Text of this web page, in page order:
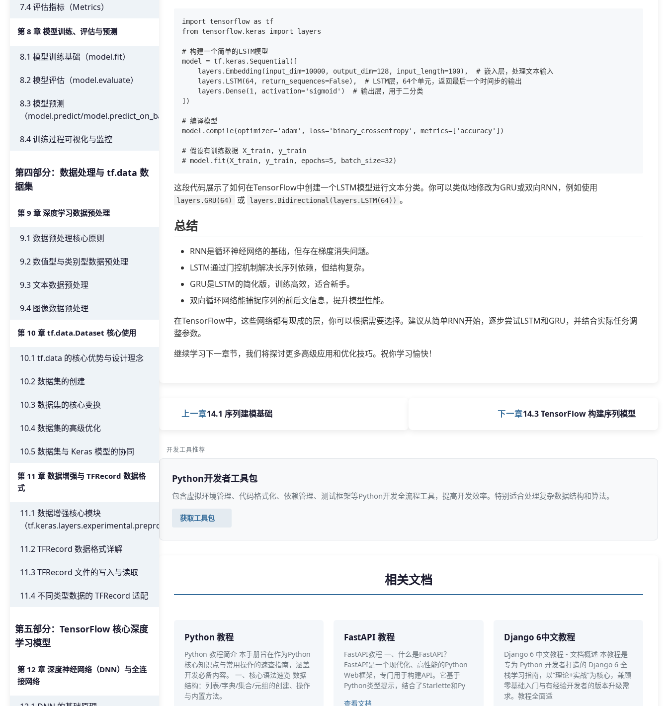
7.4 评估指标（Metrics）
第 8 章 模型训练、评估与预测
8.1 模型训练基础（model.fit）
8.2 模型评估（model.evaluate）
8.3 模型预测
（model.predict/model.predict_on_batch）
8.4 训练过程可视化与监控
第四部分：数据处理与 tf.data 数
据集
第 9 章 深度学习数据预处理
9.1 数据预处理核心原则
9.2 数值型与类别型数据预处理
9.3 文本数据预处理
9.4 图像数据预处理
第 10 章 tf.data.Dataset 核心使用
10.1 tf.data 的核心优势与设计理念
10.2 数据集的创建
10.3 数据集的核心变换
10.4 数据集的高级优化
10.5 数据集与 Keras 模型的协同
第 11 章 数据增强与 TFRecord 数据格
式
11.1 数据增强核心模块
（tf.keras.layers.experimental.preprocessing）
11.2 TFRecord 数据格式详解
11.3 TFRecord 文件的写入与读取
11.4 不同类型数据的 TFRecord 适配
第五部分：TensorFlow 核心深度
学习模型
第 12 章 深度神经网络（DNN）与全连
接网络
import tensorflow as tf
from tensorflow.keras import layers
# 构建一个简单的LSTM模型
model = tf.keras.Sequential([
    layers.Embedding(input_dim=10000, output_dim=128, input_length=100),  # 嵌入层，处理文本输入
    layers.LSTM(64, return_sequences=False),  # LSTM层，64个单元，返回最后一个时间步的输出
    layers.Dense(1, activation='sigmoid')  # 输出层，用于二分类
])
# 编译模型
model.compile(optimizer='adam', loss='binary_crossentropy', metrics=['accuracy'])
# 假设有训练数据 X_train, y_train
这段代码展示了如何在TensorFlow中创建一个LSTM模型进行文本分类。你可以类似地修改为GRU或双向RNN，例如使用
layers.GRU(64) 或 layers.Bidirectional(layers.LSTM(64)) 。
总结
RNN是循环神经网络的基础，但存在梯度消失问题。
LSTM通过门控机制解决长序列依赖，但结构复杂。
GRU是LSTM的简化版，训练高效，适合新手。
双向循环网络能捕捉序列的前后文信息，提升模型性能。
在TensorFlow中，这些网络都有现成的层，你可以根据需要选择。建议从简单RNN开始，逐步尝试LSTM和GRU，并结合实际任务调
整参数。
继续学习下一章节，我们将探讨更多高级应用和优化技巧。祝你学习愉快！
上一章14.1 序列建模基础 下一章14.3 TensorFlow 构建序列模型
开发工具推荐
Python开发者工具包
包含虚拟环境管理、代码格式化、依赖管理、测试框架等Python开发全流程工具，提高开发效率。特别适合处理复杂数据结构和算法。
获取工具包
相关文档
Python 教程
Python 教程简介 本手册旨在作为Python
核心知识点与常用操作的速查指南，涵盖
开发必备内容。 一、核心语法速览 数据
结构：列表/字典/集合/元组的创建、操作
与内置方法。
FastAPI 教程
FastAPI教程 一、什么是FastAPI？
FastAPI是一个现代化、高性能的Python
Web框架，专门用于构建API。它基于
Python类型提示，结合了Starlette和Py
查看文档
Django 6中文教程
Django 6 中文教程 - 文档概述 本教程是
专为 Python 开发者打造的 Django 6 全
栈学习指南，以“理论+实战”为核心，兼顾
零基础入门与有经验开发者的版本升级需
求。教程全面适